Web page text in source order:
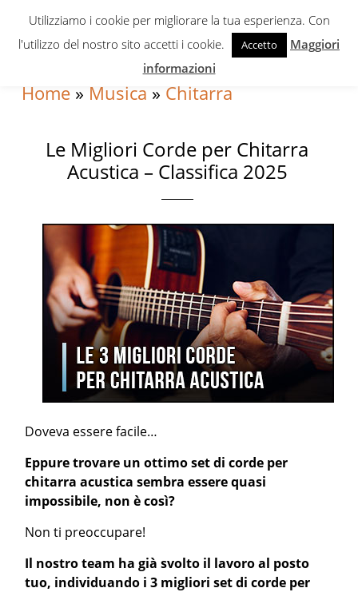
Skip
navigation
Skip
Skip
sidebar
Home » Musica » Chitarra
Le Migliori Corde per Chitarra
Acustica – Classifica 2025
Doveva essere facile…
Eppure trovare un ottimo set di corde per
chitarra acustica sembra essere quasi
impossibile, non è così?
Non ti preoccupare!
Il nostro team ha già svolto il lavoro al posto
tuo, individuando i 3 migliori set di corde per
Utilizziamo i cookie per migliorare la tua esperienza. Con
l'utilizzo del nostro sito accetti i cookie.
Accetto
Maggiori
informazioni